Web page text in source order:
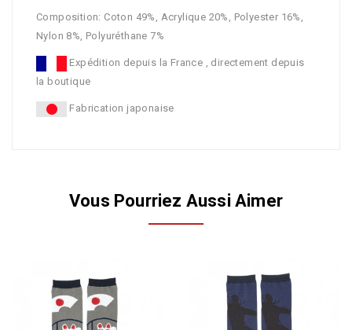
Composition: Coton 49%, Acrylique 20%, Polyester 16%,
Nylon 8%, Polyuréthane 7%
Expédition depuis la France , directement depuis
la boutique
Fabrication japonaise
Vous Pourriez Aussi Aimer